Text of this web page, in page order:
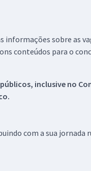
informações sobre as
conteúdos para o
inclusive no
com a sua jornada